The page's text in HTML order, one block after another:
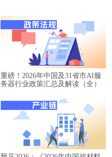
重磅！2026年中国及31省市AI服
务器行业政策汇总及解读（全）